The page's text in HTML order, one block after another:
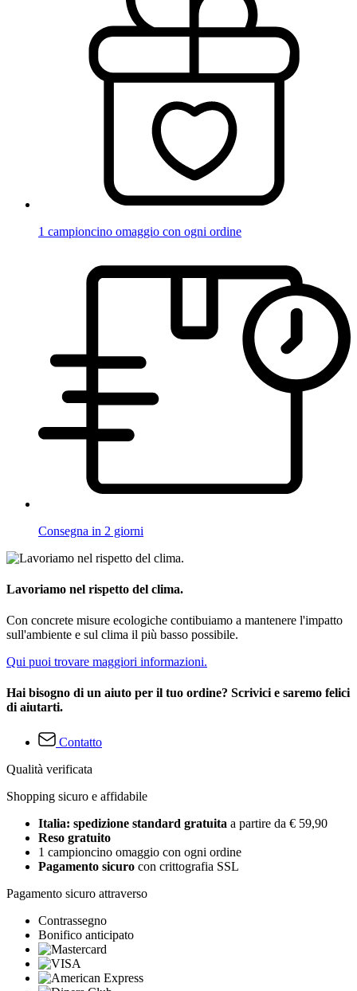
1 campioncino omaggio con ogni ordine
Consegna in 2 giorni
Lavoriamo nel rispetto del clima.
Con concrete misure ecologiche contibuiamo a mantenere l'impatto
sull'ambiente e sul clima il più basso possibile.
Qui puoi trovare maggiori informazioni.
Hai bisogno di un aiuto per il tuo ordine? Scrivici e saremo felici
di aiutarti.
Contatto
Qualità verificata
Shopping sicuro e affidabile
Italia: spedizione standard gratuita a partire da € 59,90
Reso gratuito
1 campioncino omaggio con ogni ordine
Pagamento sicuro con crittografia SSL
Pagamento sicuro attraverso
Contrassegno
Bonifico anticipato